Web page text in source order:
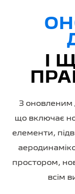
І
З оновленим
що включає
елементи,
простором,
всім